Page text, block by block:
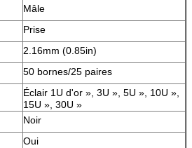
Mâle
Prise
2.16mm (0.85in)
50 bornes/25 paires
Éclair 1U d'or », 3U », 5U », 10U »,
15U », 30U »
Noir
Oui